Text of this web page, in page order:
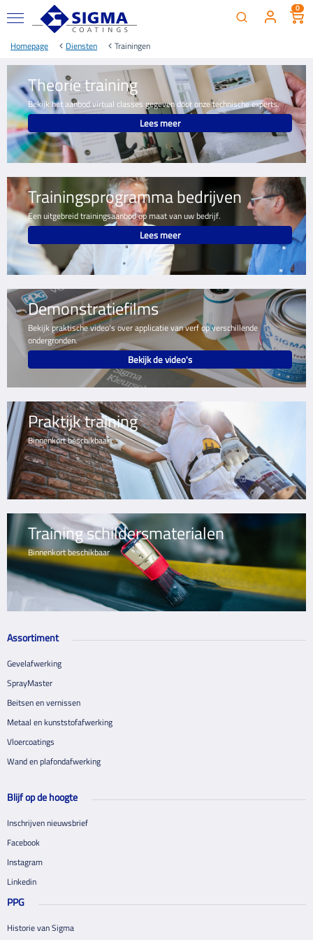
0
Homepage Diensten Trainingen
Theorie training
Bekijk het aanbod virtual classes gegeven door onze technische experts.
Lees meer
Trainingsprogramma bedrijven
Een uitgebreid trainingsaanbod op maat van uw bedrijf.
Lees meer
Demonstratiefilms
Bekijk praktische video's over applicatie van verf op verschillende
ondergronden.
Bekijk de video's
Praktijk training
Binnenkort beschikbaar
Training schildersmaterialen
Binnenkort beschikbaar
Assortiment
Gevelafwerking
SprayMaster
Beitsen en vernissen
Metaal en kunststofafwerking
Vloercoatings
Wand en plafondafwerking
Blijf op de hoogte
Inschrijven nieuwsbrief
Facebook
Instagram
Linkedin
PPG
Historie van Sigma